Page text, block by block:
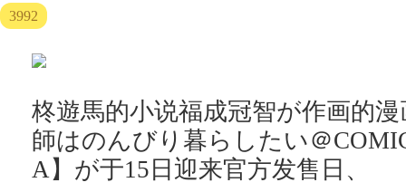
3992
柊遊馬的小说福成冠智が作画的
師はのんびり暮らしたい＠
A】が于15日迎来官方发售日、